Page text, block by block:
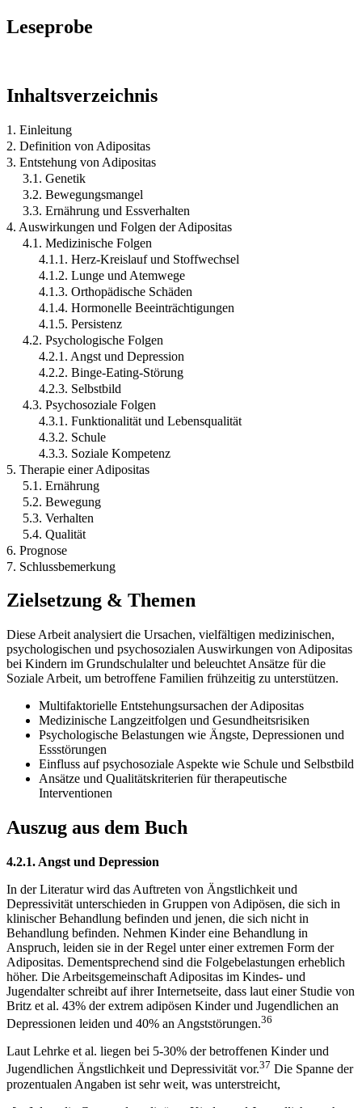
Leseprobe
Inhaltsverzeichnis
1. Einleitung
2. Definition von Adipositas
3. Entstehung von Adipositas
3.1. Genetik
3.2. Bewegungsmangel
3.3. Ernährung und Essverhalten
4. Auswirkungen und Folgen der Adipositas
4.1. Medizinische Folgen
4.1.1. Herz-Kreislauf und Stoffwechsel
4.1.2. Lunge und Atemwege
4.1.3. Orthopädische Schäden
4.1.4. Hormonelle Beeinträchtigungen
4.1.5. Persistenz
4.2. Psychologische Folgen
4.2.1. Angst und Depression
4.2.2. Binge-Eating-Störung
4.2.3. Selbstbild
4.3. Psychosoziale Folgen
4.3.1. Funktionalität und Lebensqualität
4.3.2. Schule
4.3.3. Soziale Kompetenz
5. Therapie einer Adipositas
5.1. Ernährung
5.2. Bewegung
5.3. Verhalten
5.4. Qualität
6. Prognose
7. Schlussbemerkung
Zielsetzung & Themen
Diese Arbeit analysiert die Ursachen, vielfältigen medizinischen,
psychologischen und psychosozialen Auswirkungen von Adipositas
bei Kindern im Grundschulalter und beleuchtet Ansätze für die
Soziale Arbeit, um betroffene Familien frühzeitig zu unterstützen.
Multifaktorielle Entstehungsursachen der Adipositas
Medizinische Langzeitfolgen und Gesundheitsrisiken
Psychologische Belastungen wie Ängste, Depressionen und
Essstörungen
Einfluss auf psychosoziale Aspekte wie Schule und Selbstbild
Ansätze und Qualitätskriterien für therapeutische
Interventionen
Auszug aus dem Buch
4.2.1. Angst und Depression
In der Literatur wird das Auftreten von Ängstlichkeit und
Depressivität unterschieden in Gruppen von Adipösen, die sich in
klinischer Behandlung befinden und jenen, die sich nicht in
Behandlung befinden. Nehmen Kinder eine Behandlung in
Anspruch, leiden sie in der Regel unter einer extremen Form der
Adipositas. Dementsprechend sind die Folgebelastungen erheblich
höher. Die Arbeitsgemeinschaft Adipositas im Kindes- und
Jugendalter schreibt auf ihrer Internetseite, dass laut einer Studie von
Britz et al. 43% der extrem adipösen Kinder und Jugendlichen an
Depressionen leiden und 40% an Angststörungen.36
Laut Lehrke et al. liegen bei 5-30% der betroffenen Kinder und
Jugendlichen Ängstlichkeit und Depressivität vor.37 Die Spanne der
prozentualen Angaben ist sehr weit, was unterstreicht,